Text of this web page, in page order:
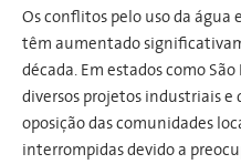
Os conflitos pelo uso da água
têm aumentado
década. Em estados como
diversos projetos industriais
oposição das comunidades
interrompidas devido a